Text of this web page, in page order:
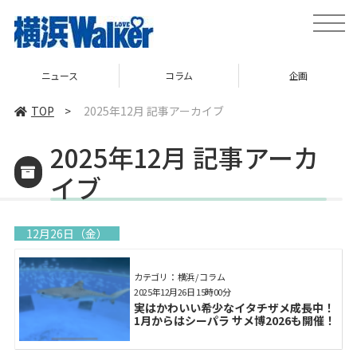
toggle
コラム 企画 TOP
TOP > 2025年12月 記事アーカイブ
2025年12月 記事アーカ
イブ
12月26日（金）
カテゴリ： 横浜 / コラム
実はかわいい希少なイタチザメ成長中！
1月からはシーパラ サメ博2026も開催！
2025年12月26日 15時00分